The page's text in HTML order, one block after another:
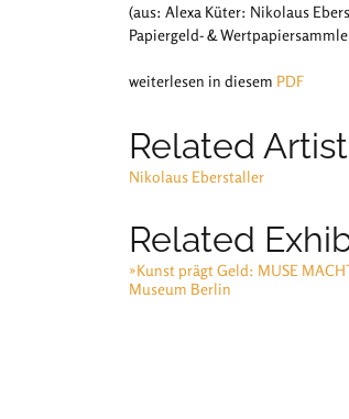
(aus: Alexa Küter: Nikolaus
Papiergeld- &
weiterlesen in diesem PDF
Related
Nikolaus Eberstaller
Related
»Kunst prägt Geld: MUSE
Museum Berlin